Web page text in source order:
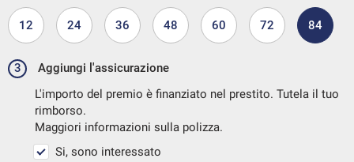
12 24 36 48 60 72 84
3
Aggiungi l'assicurazione
L'importo del premio è finanziato nel prestito. Tutela il tuo
rimborso.
Maggiori informazioni sulla polizza.
Si, sono interessato